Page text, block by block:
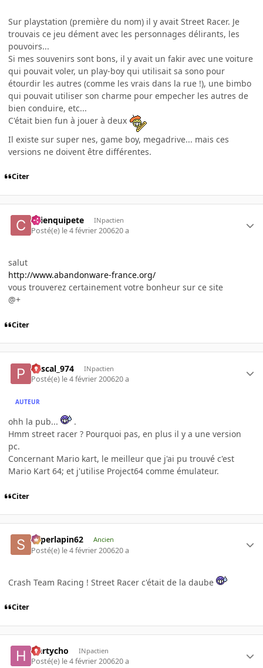
Sur playstation (première du nom) il y avait Street Racer. Je
trouvais ce jeu dément avec les personnages délirants, les
pouvoirs...
Si mes souvenirs sont bons, il y avait un fakir avec une voiture
qui pouvait voler, un play-boy qui utilisait sa sono pour
étourdir les autres (comme les vrais dans la rue !), une bimbo
qui pouvait utiliser son charme pour empecher les autres de
bien conduire, etc...
C'était bien fun à jouer à deux
Il existe sur super nes, game boy, megadrive... mais ces
versions ne doivent être différentes.
Citer
chienquipete INpactien
Posté(e) le 4 février 200620 a
salut
http://www.abandonware-france.org/
vous trouverez certainement votre bonheur sur ce site
@+
Citer
Pascal_974 INpactien
Posté(e) le 4 février 200620 a
AUTEUR
ohh la pub...
.
Hmm street racer ? Pourquoi pas, en plus il y a une version
pc.
Concernant Mario kart, le meilleur que j'ai pu trouvé c'est
Mario Kart 64; et j'utilise Project64 comme émulateur.
Citer
superlapin62 Ancien
Posté(e) le 4 février 200620 a
Crash Team Racing ! Street Racer c'était de la daube
Citer
Hartycho INpactien
Posté(e) le 4 février 200620 a